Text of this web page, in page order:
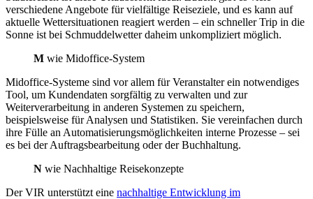
verschiedene Angebote für vielfältige Reiseziele, und es kann auf
aktuelle Wettersituationen reagiert werden – ein schneller Trip in die
Sonne ist bei Schmuddelwetter daheim unkompliziert möglich.
M wie Midoffice-System
Midoffice-Systeme sind vor allem für Veranstalter ein notwendiges
Tool, um Kundendaten sorgfältig zu verwalten und zur
Weiterverarbeitung in anderen Systemen zu speichern,
beispielsweise für Analysen und Statistiken. Sie vereinfachen durch
ihre Fülle an Automatisierungsmöglichkeiten interne Prozesse – sei
es bei der Auftragsbearbeitung oder der Buchhaltung.
N wie Nachhaltige Reisekonzepte
Der VIR unterstützt eine nachhaltige Entwicklung im